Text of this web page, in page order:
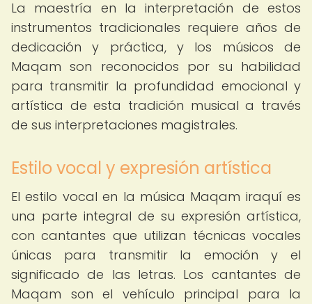
La maestría en la interpretación de estos
instrumentos tradicionales requiere años de
dedicación y práctica, y los músicos de
Maqam son reconocidos por su habilidad
para transmitir la profundidad emocional y
artística de esta tradición musical a través
de sus interpretaciones magistrales.
Estilo vocal y expresión artística
El estilo vocal en la música Maqam iraquí es
una parte integral de su expresión artística,
con cantantes que utilizan técnicas vocales
únicas para transmitir la emoción y el
significado de las letras. Los cantantes de
Maqam son el vehículo principal para la